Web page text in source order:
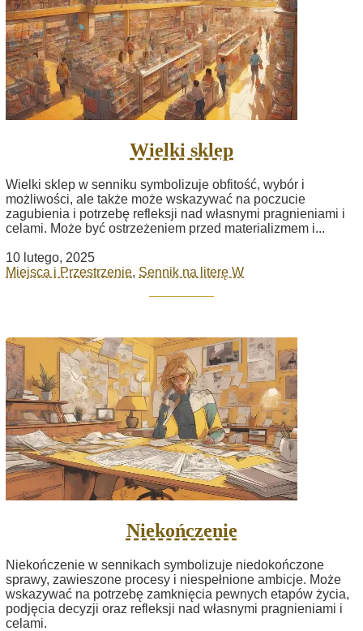
Wielki sklep
Wielki sklep w senniku symbolizuje obfitość, wybór i
możliwości, ale także może wskazywać na poczucie
zagubienia i potrzebę refleksji nad własnymi pragnieniami i
celami. Może być ostrzeżeniem przed materializmem i...
10 lutego, 2025
Miejsca i Przestrzenie, Sennik na literę W
Niekończenie
Niekończenie w sennikach symbolizuje niedokończone
sprawy, zawieszone procesy i niespełnione ambicje. Może
wskazywać na potrzebę zamknięcia pewnych etapów życia,
podjęcia decyzji oraz refleksji nad własnymi pragnieniami i
celami.